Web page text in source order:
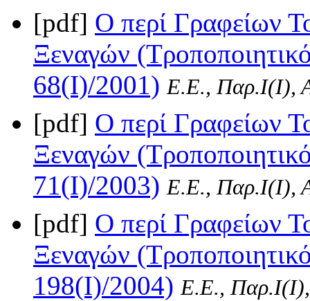
[pdf] Ο περί Γραφείων
Ξεναγών
68(I)/2001) Ε.Ε., Παρ.Ι(I),
[pdf] Ο περί Γραφείων
Ξεναγών
71(I)/2003) Ε.Ε., Παρ.Ι(I),
[pdf] Ο περί Γραφείων
Ξεναγών
198(I)/2004) Ε.Ε.,